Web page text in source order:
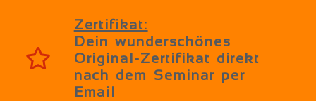
Zertifikat:
Dein wunderschönes
Original-Zertifikat direkt
nach dem Seminar per
Email